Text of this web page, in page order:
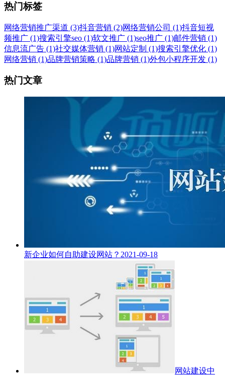
热门标签
网络营销推广渠道 (3)抖音营销 (2)网络营销公司 (1)抖音短视
频推广 (1)搜索引擎seo (1)软文推广 (1)seo推广 (1)邮件营销 (1)
信息流广告 (1)社交媒体营销 (1)网站定制 (1)搜索引擎优化 (1)
网络营销 (1)品牌营销策略 (1)品牌营销 (1)外包小程序开发 (1)
热门文章
新企业如何自助建设网站？ 2021-09-18
网站建设中